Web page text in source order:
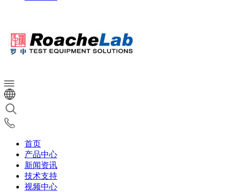
首页
产品中心
新闻资讯
技术支持
视频中心